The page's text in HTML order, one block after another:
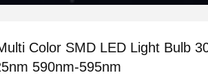
Color SMD LED Light Bulb
590nm-595nm